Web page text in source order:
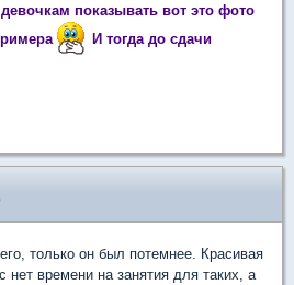
показывать вот это фото
И тогда до сдачи
только он был потемнее. Красивая
нет времени на занятия для таких, а